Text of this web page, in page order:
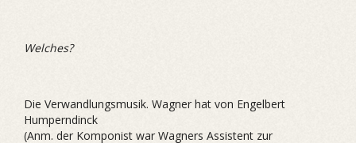
Welches?
Die Verwandlungsmusik. Wagner hat von Engelbert
Humperndinck
(Anm. der Komponist war Wagners Assistent zur